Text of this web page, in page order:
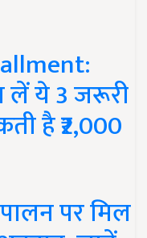
लें ये 3 जरूरी
है ₹2,000
पर मिल